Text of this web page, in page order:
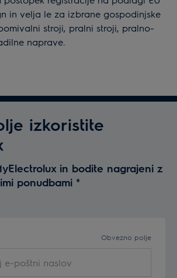
in velja le za izbrane gospodinjske
stroji, pralni stroji, pralno-
naprave.
izkoristite
in bodite nagrajeni z
ponudbami *
Obvezno polje